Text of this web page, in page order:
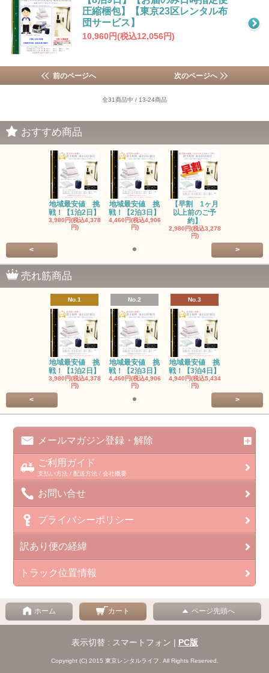
圧縮梱包】【東京23区レンタル布
団サービス】
10,960円(税込12,056円)
前のページへ 次のページへ
全31商品中 / 13-24商品
おすすめ商品
地域最安値 挑
戦！【1泊2日】
3,980円(税込4,378
円)
地域最安値 挑
戦！【2泊3日】
4,460円(税込4,906
円)
【早割 1ヶ月
以上前のご予
約】
2,980円(税込3,278
円)
< >
売れ筋商品
No.1
地域最安値 挑
戦！【1泊2日】
3,980円(税込4,378
円)
No.2
地域最安値 挑
戦！【2泊3日】
4,460円(税込4,906
円)
No.3
地域最安値 挑
戦！【3泊4日】
4,940円(税込5,434
円)
< >
メールマガジン登録・解除
ご利用ガイド
支払い方法 / 配送方法 / 会社概要
お問い合せ
プライバシーポリシー
訳あり便の経緯
トラック位置情報
ホーム カート ページ先頭へ
表示切替 : スマートフォン | PC版
Copyright (C) 2015 東京レンタルライフ. All Rights Reserved.